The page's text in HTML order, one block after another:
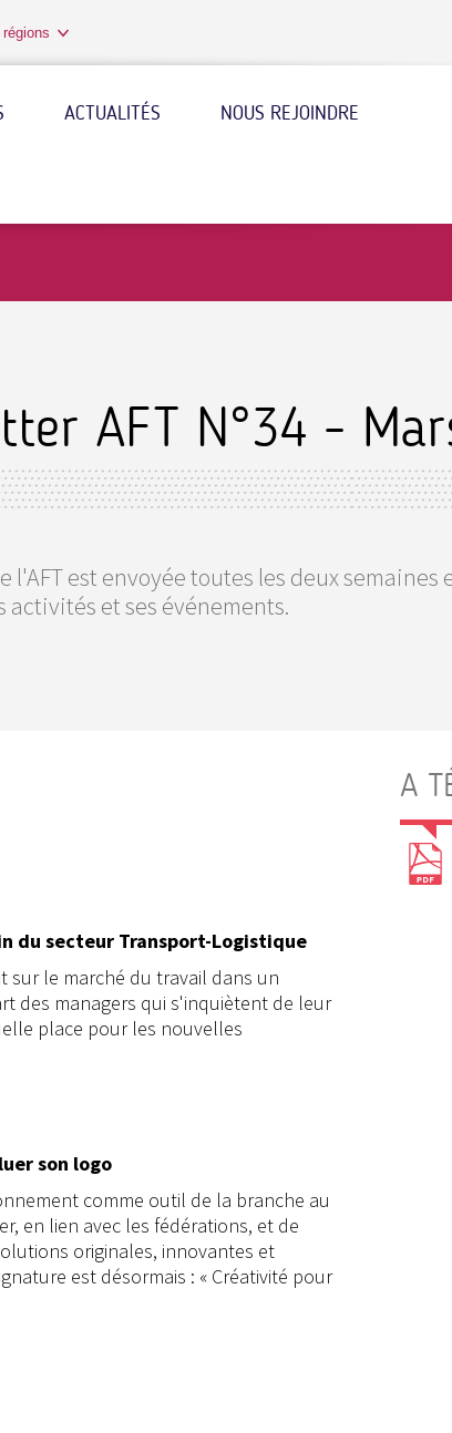
ACTUALITÉS NOUS REJOINDRE
AFT N°34 -
l'AFT est envoyée toutes les deux semaines
activités et ses événements.
du secteur Transport-Logistique
sur le marché du travail dans un
des managers qui s'inquiètent de leur
place pour les nouvelles
son logo
comme outil de la branche au
en lien avec les fédérations, et de
originales, innovantes et
est désormais : « Créativité pour
A